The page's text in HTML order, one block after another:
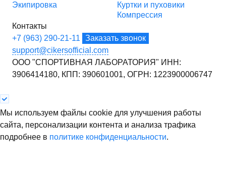
Экипировка
Куртки и пуховики
Компрессия
Контакты
+7 (963) 290-21-11
Заказать звонок
support@cikersofficial.com
ООО "СПОРТИВНАЯ ЛАБОРАТОРИЯ" ИНН:
3906414180, КПП: 390601001, ОГРН: 1223900006747
Мы используем файлы cookie для улучшения работы
сайта, персонализации контента и анализа трафика
подробнее в политике конфиденциальности.